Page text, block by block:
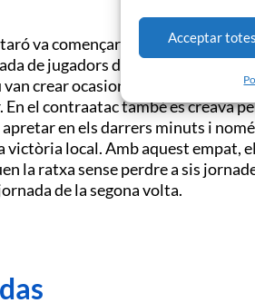
Acceptar totes
va començar millor que els
de jugadors des de la banqueta,
crear ocasions de gol. La més
el contraatac també es creava
en els darrers minuts i
victòria local. Amb aquest empat,
la ratxa sense perdre a sis
de la segona volta.